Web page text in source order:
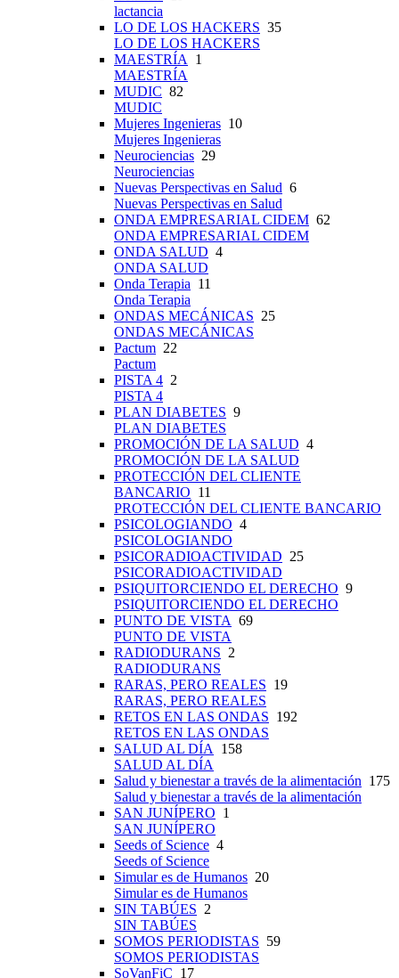
lactancia
LO DE LOS HACKERS 35
LO DE LOS HACKERS
MAESTRÍA
1
MAESTRÍA
MUDIC 82
MUDIC
Mujeres Ingenieras 10
Mujeres Ingenieras
Neurociencias 29
Neurociencias
Nuevas Perspectivas en Salud 6
Nuevas Perspectivas en Salud
ONDA EMPRESARIAL CIDEM 62
ONDA EMPRESARIAL CIDEM
ONDA SALUD 4
ONDA SALUD
Onda Terapia 11
Onda Terapia
ONDAS MECÁNICAS 25
ONDAS MECÁNICAS
Pactum 22
Pactum
PISTA 4 2
PISTA 4
PLAN DIABETES 9
PLAN DIABETES
PROMOCIÓN DE LA SALUD 4
PROMOCIÓN DE LA SALUD
PROTECCIÓN DEL CLIENTE
BANCARIO 11
PROTECCIÓN DEL CLIENTE BANCARIO
PSICOLOGIANDO 4
PSICOLOGIANDO
PSICORADIOACTIVIDAD 25
PSICORADIOACTIVIDAD
PSIQUITORCIENDO EL DERECHO 9
PSIQUITORCIENDO EL DERECHO
PUNTO DE VISTA 69
PUNTO DE VISTA
RADIODURANS 2
RADIODURANS
RARAS, PERO REALES 19
RARAS, PERO REALES
RETOS EN LAS ONDAS 192
RETOS EN LAS ONDAS
SALUD AL DÍA
158
SALUD AL DÍA
Salud y bienestar a través de la alimentación 175
Salud y bienestar a través de la alimentación
SAN JUNÍPERO 1
SAN JUNÍPERO
Seeds of Science 4
Seeds of Science
Simular es de Humanos 20
Simular es de Humanos
SIN TABÚES 2
SIN TABÚES
SOMOS PERIODISTAS 59
SOMOS PERIODISTAS
SoVanFiC 17